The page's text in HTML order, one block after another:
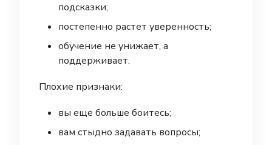
подсказки;
постепенно растет уверенность;
обучение не унижает, а
поддерживает.
Плохие признаки:
вы еще больше боитесь;
вам стыдно задавать вопросы;